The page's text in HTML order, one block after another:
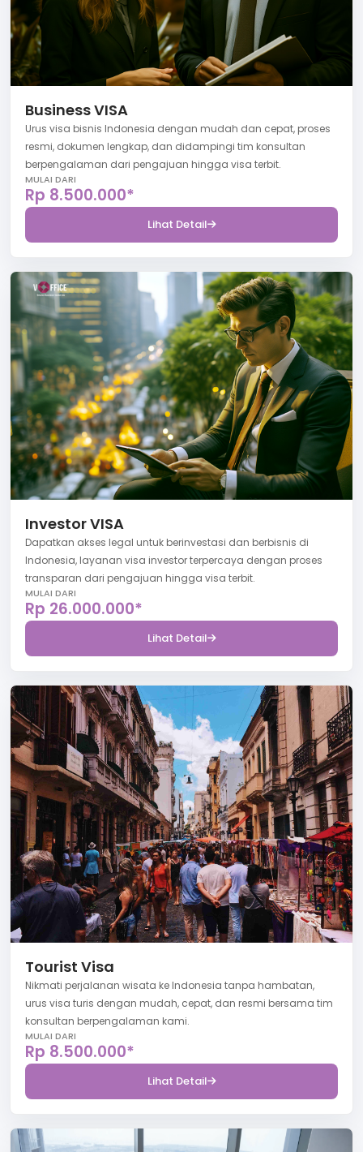
Business VISA
Urus visa bisnis Indonesia dengan mudah dan cepat, proses
resmi, dokumen lengkap, dan didampingi tim konsultan
berpengalaman dari pengajuan hingga visa terbit.
MULAI DARI
Rp 8.500.000*
Lihat Detail
Investor VISA
Dapatkan akses legal untuk berinvestasi dan berbisnis di
Indonesia, layanan visa investor terpercaya dengan proses
transparan dari pengajuan hingga visa terbit.
MULAI DARI
Rp 26.000.000*
Lihat Detail
Tourist Visa
Nikmati perjalanan wisata ke Indonesia tanpa hambatan,
urus visa turis dengan mudah, cepat, dan resmi bersama tim
konsultan berpengalaman kami.
MULAI DARI
Rp 8.500.000*
Lihat Detail